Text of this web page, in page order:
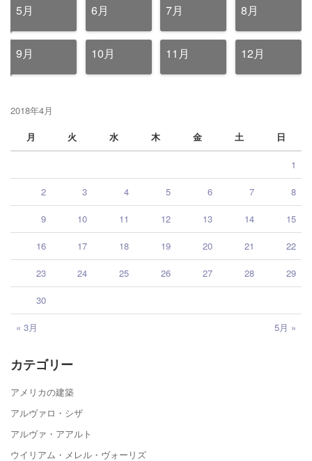
5月 6月 7月 8月
9月 10月 11月 12月
2018年4月
月
火 水 木 金 土 日
« 3月 5月 »
1
2 3 4 5 6 7 8
9 10 11 12 13 14 15
16 17 18 19 20 21 22
23 24 25 26 27 28 29
30
カテゴリー
アメリカの建築
アルヴァロ・シザ
アルヴァ・アアルト
ウイリアム・メレル・ヴォーリズ